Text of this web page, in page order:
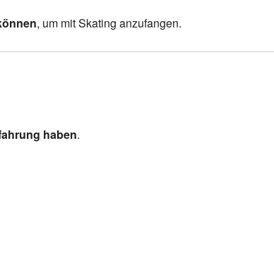
, um mit Skating anzufangen.
haben.